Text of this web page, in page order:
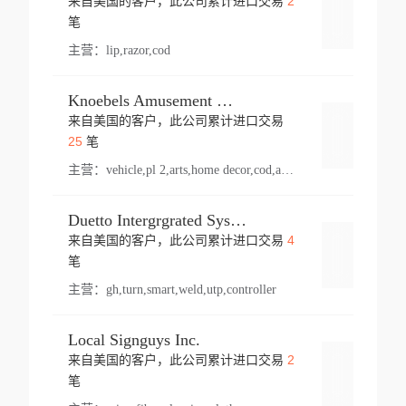
笔
主营： lip,razor,cod
Knoebels Amusement Resort
来自美国的客户，此公司累计进口交易
25笔
主营： vehicle,pl 2,arts,home decor,cod,amusement ride,sea
Duetto Intergrgrated Systems Inc.
来自美国的客户，此公司累计进口交易 4
笔
主营： gh,turn,smart,weld,utp,controller
Local Signguys Inc.
来自美国的客户，此公司累计进口交易 2
笔